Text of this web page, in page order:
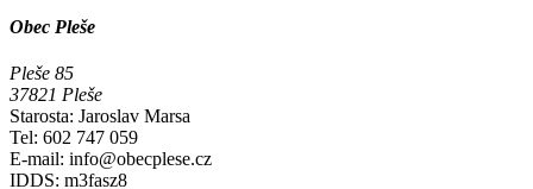
Obec Pleše
Pleše 85
37821 Pleše
Starosta: Jaroslav Marsa
Tel: 602 747 059
E-mail: info@obecplese.cz
IDDS: m3fasz8